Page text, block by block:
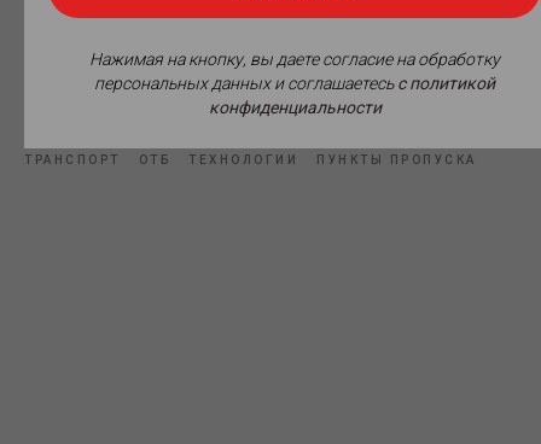
Источник фото: Минтранс России.
ТРАНСПОРТ ОТБ ТЕХНОЛОГИИ ПУНКТЫ ПРОПУСКА
Нажимая на кнопку, вы даете согласие на обработку
персональных данных и соглашаетесьc политикой
конфиденциальности